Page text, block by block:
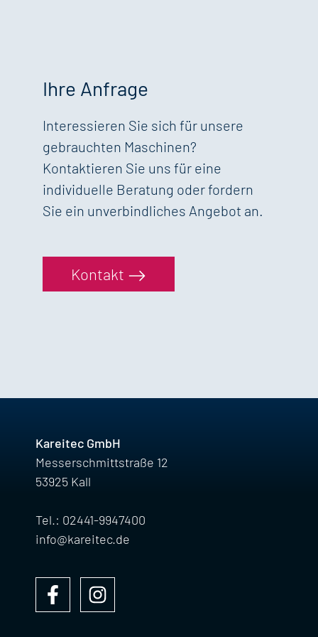
Ihre Anfrage
Interessieren Sie sich für unsere
gebrauchten Maschinen?
Kontaktieren Sie uns für eine
individuelle Beratung oder fordern
Sie ein unverbindliches Angebot an.
Kontakt
Kareitec GmbH
Messerschmittstraße 12
53925 Kall
Tel.: 02441-9947400
info@kareitec.de